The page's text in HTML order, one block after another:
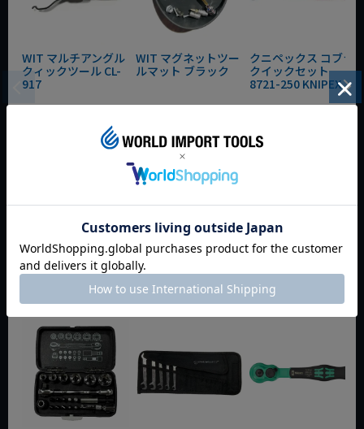
WIT マルチアングル
クィックツール CL-
917
夏セール
WIT マグネットツー
ルマット ブラック
¥3,465税込
クニペックス コブラ
クイックセット
8721-250 KNIPEX
今週のおすすめアイテム